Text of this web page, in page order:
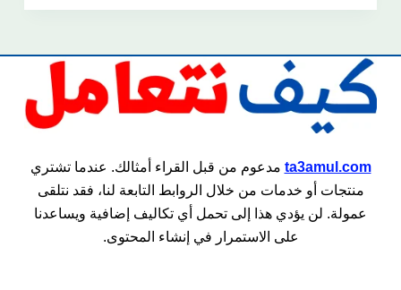
ta3amul.com مدعوم من قبل القراء أمثالك. عندما تشتري
منتجات أو خدمات من خلال الروابط التابعة لنا، فقد نتلقى
عمولة. لن يؤدي هذا إلى تحمل أي تكاليف إضافية ويساعدنا
على الاستمرار في إنشاء المحتوى.